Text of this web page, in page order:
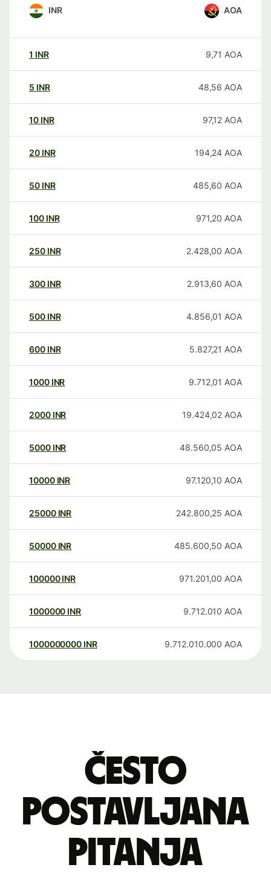
INR AOA
1 INR 9,71 AOA
5 INR 48,56 AOA
10 INR 97,12 AOA
20 INR 194,24 AOA
50 INR 485,60 AOA
100 INR 971,20 AOA
250 INR 2.428,00 AOA
300 INR 2.913,60 AOA
500 INR 4.856,01 AOA
600 INR 5.827,21 AOA
1000 INR 9.712,01 AOA
2000 INR 19.424,02 AOA
5000 INR 48.560,05 AOA
10000 INR 97.120,10 AOA
25000 INR 242.800,25 AOA
50000 INR 485.600,50 AOA
100000 INR 971.201,00 AOA
1000000 INR 9.712.010 AOA
1000000000 INR 9.712.010.000 AOA
Često
postavljana
pitanja